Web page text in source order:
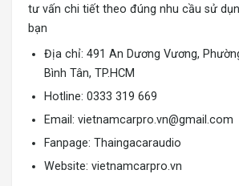
tư vấn chi tiết theo đúng nhu cầu sử
bạn
Địa chỉ: 491 An Dương Vương,
Bình Tân, TP.HCM
Hotline: 0333 319 669
Email: vietnamcarpro.vn@gmail.com
Fanpage: Thaingacaraudio
Website: vietnamcarpro.vn